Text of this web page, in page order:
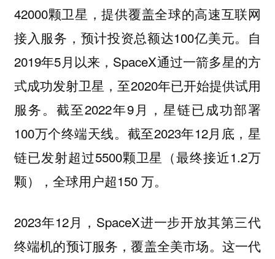
42000颗卫星，提供覆盖全球的高速互联网
接入服务，预计投资总额达100亿美元。自
2019年5月以来，SpaceX通过一箭多星的方
式成功发射卫星，至2020年已开始提供试用
服务。截至2022年9月，星链已成功部署
100万个终端天线。截至2023年12月底，星
链已发射超过5500颗卫星（最终接近1.2万
颗），全球用户超150 万。
2023年12月，SpaceX进一步开放其第三代
终端机的预订服务，覆盖全美市场。这一代